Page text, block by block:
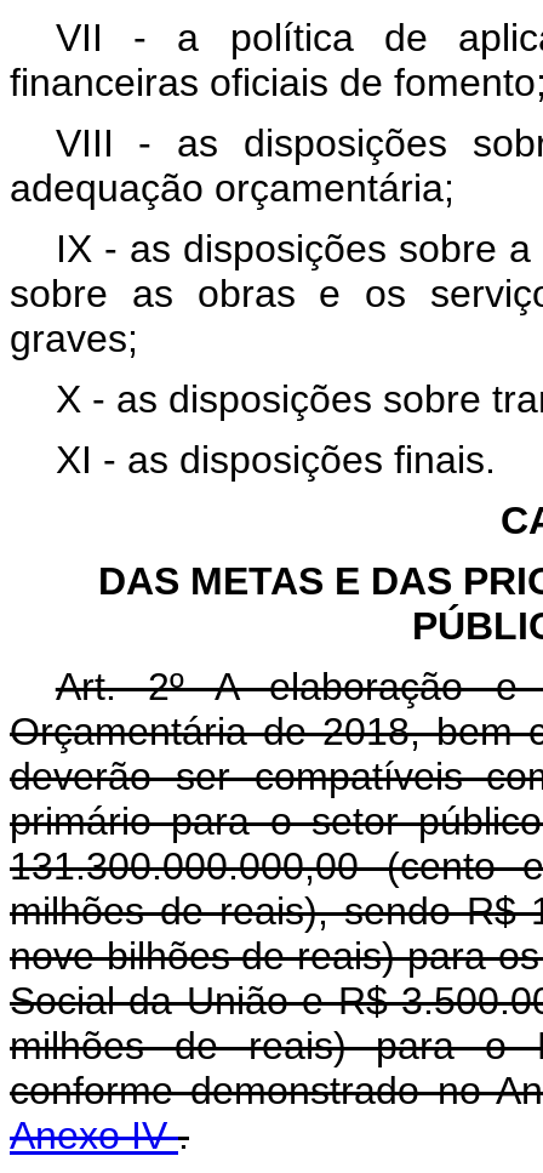
VII - a política de
financeiras oficiais de
VIII - as disposições
adequação orçamentária;
IX - as disposições sobre
sobre as obras e os
graves;
X - as disposições sobre
XI - as disposições finais.
DAS METAS E DAS
Art. 2º A elaboração
Orçamentária de 2018, bem
deverão ser compatíveis
primário para o setor
131.300.000.000,00
milhões de reais), sendo R$
nove bilhões de reais) para
Social da União e R$
milhões de reais) para o
conforme demonstrado no
Anexo IV.